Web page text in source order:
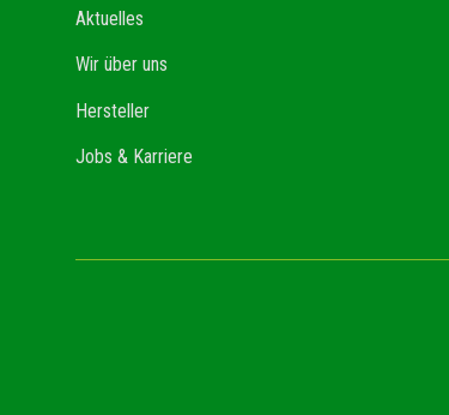
Aktuelles
Wir über uns
Hersteller
Jobs & Karriere